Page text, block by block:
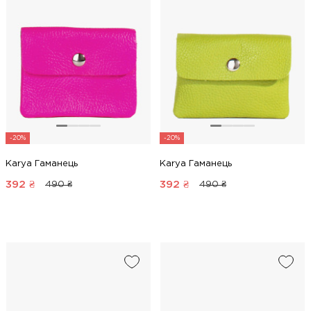
-20%
Karya Гаманець
392 ₴ 490 ₴
-20%
Karya Гаманець
392 ₴ 490 ₴